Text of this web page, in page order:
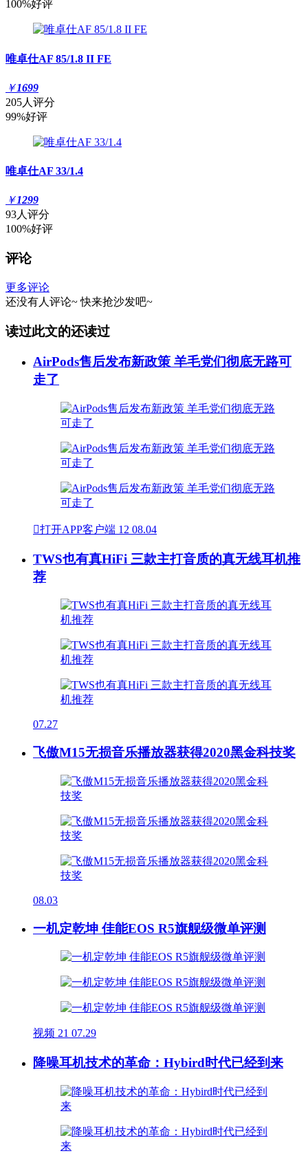
100%好评
唯卓仕AF 85/1.8 II FE
￥1699
205人评分
99%好评
唯卓仕AF 33/1.4
￥1299
93人评分
100%好评
评论
更多评论
还没有人评论~ 快来抢沙发吧~
读过此文的还读过
AirPods售后发布新政策 羊毛党们彻底无路可
走了
打开APP客户端 12 08.04
TWS也有真HiFi 三款主打音质的真无线耳机推
荐
07.27
飞傲M15无损音乐播放器获得2020黑金科技奖
08.03
一机定乾坤 佳能EOS R5旗舰级微单评测
视频 21 07.29
降噪耳机技术的革命：Hybird时代已经到来